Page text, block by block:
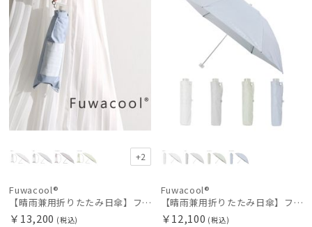
+2
Fuwacool®
【晴雨兼用折りたたみ日傘】フワクール®ホワイト（Fuwacool® White）チューブスタイル 遮光100 UV100
￥13,200 (税込)
Fuwacool®
【晴雨兼用折りたたみ日傘】フワクール®ホワイト（Fuwacool® White）ジオメタリックラメ 遮光100 UV100
￥12,100 (税込)